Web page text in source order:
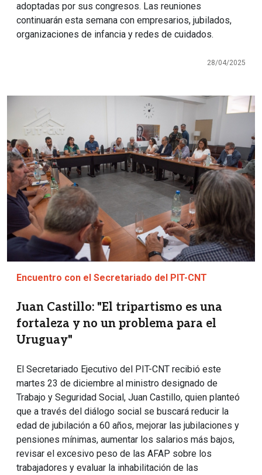
adoptadas por sus congresos. Las reuniones
continuarán esta semana con empresarios, jubilados,
organizaciones de infancia y redes de cuidados.
28/04/2025
Encuentro con el Secretariado del PIT-CNT
Juan Castillo: "El tripartismo es una
fortaleza y no un problema para el
Uruguay"
El Secretariado Ejecutivo del PIT-CNT recibió este
martes 23 de diciembre al ministro designado de
Trabajo y Seguridad Social, Juan Castillo, quien planteó
que a través del diálogo social se buscará reducir la
edad de jubilación a 60 años, mejorar las jubilaciones y
pensiones mínimas, aumentar los salarios más bajos,
revisar el excesivo peso de las AFAP sobre los
trabajadores y evaluar la inhabilitación de las